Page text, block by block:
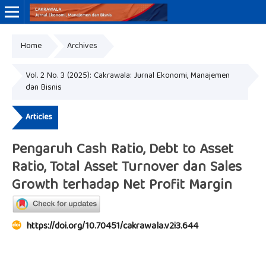
Home Archives
Vol. 2 No. 3 (2025): Cakrawala: Jurnal Ekonomi, Manajemen
dan Bisnis
Articles
Pengaruh Cash Ratio, Debt to Asset
Ratio, Total Asset Turnover dan Sales
Growth terhadap Net Profit Margin
https://doi.org/10.70451/cakrawala.v2i3.644